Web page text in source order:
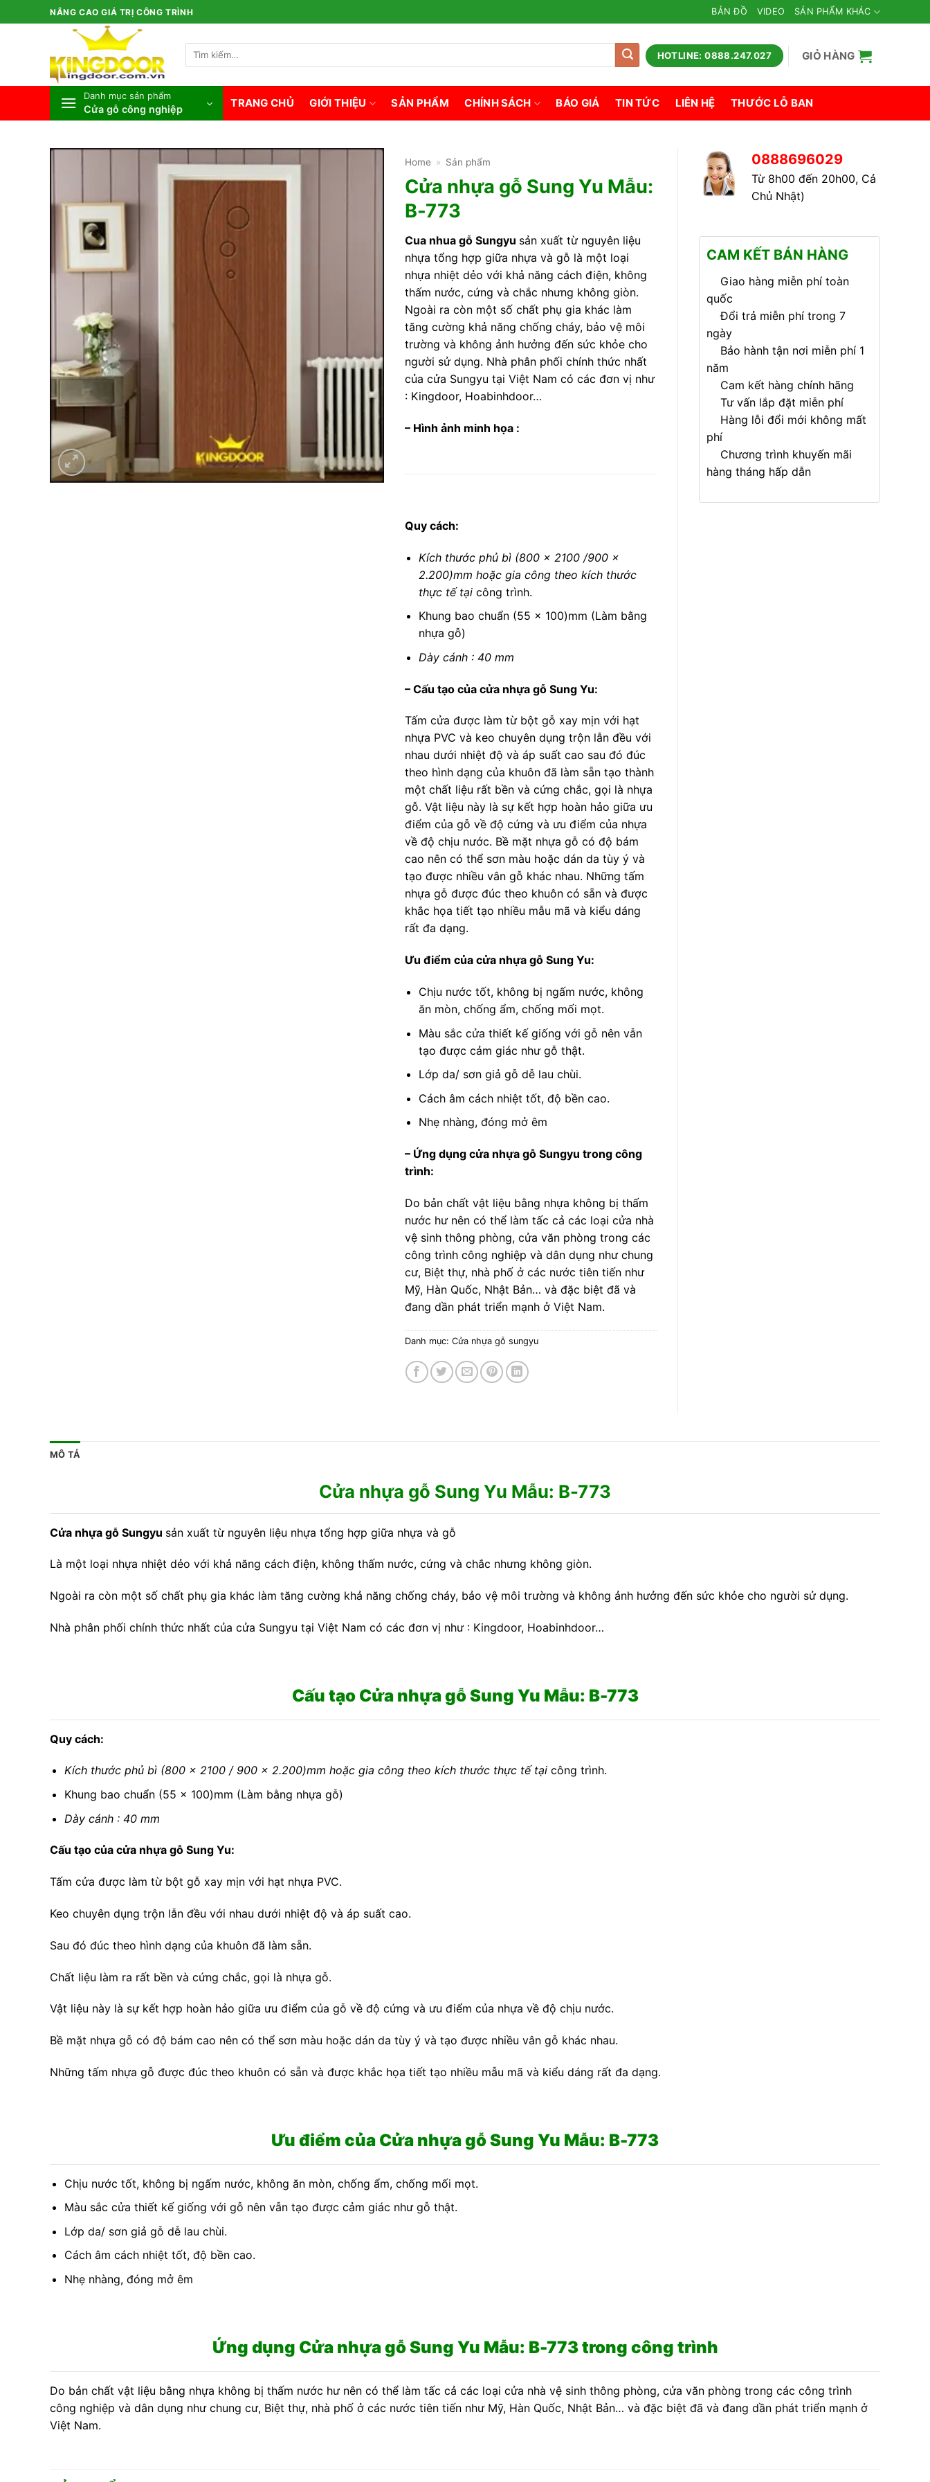
qua
NÂNG CAO GIÁ TRỊ CÔNG TRÌNH BẢN ĐỒ VIDEO SẢN PHẨM KHÁC
Tìm
kiếm:
HOTLINE: 0888.247.027 GIỎ HÀNG
Danh mục sản phẩm
Cửa gỗ công nghiệp TRANG CHỦ GIỚI THIỆU SẢN PHẨM CHÍNH SÁCH BÁO GIÁ TIN TỨC LIÊN HỆ THƯỚC LỖ BAN
Home » Sản phẩm
Cửa nhựa gỗ Sung Yu Mẫu:
B-773
Cua nhua gỗ Sungyu sản xuất từ nguyên liệu
nhựa tổng hợp giữa nhựa và gỗ là một loại
nhựa nhiệt dẻo với khả năng cách điện, không
thấm nước, cứng và chắc nhưng không giòn.
Ngoài ra còn một số chất phụ gia khác làm
tăng cường khả năng chống cháy, bảo vệ môi
trường và không ảnh hưởng đến sức khỏe cho
người sử dụng. Nhà phân phối chính thức nhất
của cửa Sungyu tại Việt Nam có các đơn vị như
: Kingdoor, Hoabinhdoor…
– Hình ảnh minh họa :
Quy cách:
Kích thước phủ bì (800 x 2100 /900 x
2.200)mm hoặc gia công theo kích thước
thực tế tạicông trình.
Khung bao chuẩn (55 x 100)mm (Làm bằng
nhựa gỗ)
Dày cánh : 40 mm
– Cấu tạo của cửa nhựa gỗ Sung Yu:
Tấm cửa được làm từ bột gỗ xay mịn với hạt
nhựa PVC và keo chuyên dụng trộn lẫn đều với
nhau dưới nhiệt độ và áp suất cao sau đó đúc
theo hình dạng của khuôn đã làm sẵn tạo thành
một chất liệu rất bền và cứng chắc, gọi là nhựa
gỗ. Vật liệu này là sự kết hợp hoàn hảo giữa ưu
điểm của gỗ về độ cứng và ưu điểm của nhựa
về độ chịu nước. Bề mặt nhựa gỗ có độ bám
cao nên có thể sơn màu hoặc dán da tùy ý và
tạo được nhiều vân gỗ khác nhau. Những tấm
nhựa gỗ được đúc theo khuôn có sẵn và được
khắc họa tiết tạo nhiều mẫu mã và kiểu dáng
rất đa dạng.
Ưu điểm của cửa nhựa gỗ Sung Yu:
Chịu nước tốt, không bị ngấm nước, không
ăn mòn, chống ẩm, chống mối mọt.
Màu sắc cửa thiết kế giống với gỗ nên vẫn
tạo được cảm giác như gỗ thật.
Lớp da/ sơn giả gỗ dễ lau chùi.
Cách âm cách nhiệt tốt, độ bền cao.
Nhẹ nhàng, đóng mở êm
– Ứng dụng cửa nhựa gỗ Sungyu trong công
trình:
Do bản chất vật liệu bằng nhựa không bị thấm
nước hư nên có thể làm tấc cả các loại cửa nhà
vệ sinh thông phòng, cửa văn phòng trong các
công trình công nghiệp và dân dụng như chung
cư, Biệt thự, nhà phố ở các nước tiên tiến như
Mỹ, Hàn Quốc, Nhật Bản… và đặc biệt đã và
đang dần phát triển mạnh ở Việt Nam.
Danh mục: Cửa nhựa gỗ sungyu
0888696029
Từ 8h00 đến 20h00, Cả
Chủ Nhật)
CAM KẾT BÁN HÀNG
Giao hàng miễn phí toàn
quốc
Đổi trả miễn phí trong 7
ngày
Bảo hành tận nơi miễn phí 1
năm
Cam kết hàng chính hãng
Tư vấn lắp đặt miễn phí
Hàng lỗi đổi mới không mất
phí
Chương trình khuyến mãi
hàng tháng hấp dẫn
MÔ TẢ
Cửa nhựa gỗ Sung Yu Mẫu: B-773
Cửa nhựa gỗ Sungyu sản xuất từ nguyên liệu nhựa tổng hợp giữa nhựa và gỗ
Là một loại nhựa nhiệt dẻo với khả năng cách điện, không thấm nước, cứng và chắc nhưng không giòn.
Ngoài ra còn một số chất phụ gia khác làm tăng cường khả năng chống cháy, bảo vệ môi trường và không ảnh hưởng đến sức khỏe cho người sử dụng.
Nhà phân phối chính thức nhất của cửa Sungyu tại Việt Nam có các đơn vị như : Kingdoor, Hoabinhdoor…
Cấu tạo Cửa nhựa gỗ Sung Yu Mẫu: B-773
Quy cách:
Kích thước phủ bì (800 x 2100 / 900 x 2.200)mm hoặc gia công theo kích thước thực tế tại công trình.
Khung bao chuẩn (55 x 100)mm (Làm bằng nhựa gỗ)
Dày cánh : 40 mm
Cấu tạo của cửa nhựa gỗ Sung Yu:
Tấm cửa được làm từ bột gỗ xay mịn với hạt nhựa PVC.
Keo chuyên dụng trộn lẫn đều với nhau dưới nhiệt độ và áp suất cao.
Sau đó đúc theo hình dạng của khuôn đã làm sẵn.
Chất liệu làm ra rất bền và cứng chắc, gọi là nhựa gỗ.
Vật liệu này là sự kết hợp hoàn hảo giữa ưu điểm của gỗ về độ cứng và ưu điểm của nhựa về độ chịu nước.
Bề mặt nhựa gỗ có độ bám cao nên có thể sơn màu hoặc dán da tùy ý và tạo được nhiều vân gỗ khác nhau.
Những tấm nhựa gỗ được đúc theo khuôn có sẵn và được khắc họa tiết tạo nhiều mẫu mã và kiểu dáng rất đa dạng.
Ưu điểm của Cửa nhựa gỗ Sung Yu Mẫu: B-773
Chịu nước tốt, không bị ngấm nước, không ăn mòn, chống ẩm, chống mối mọt.
Màu sắc cửa thiết kế giống với gỗ nên vẫn tạo được cảm giác như gỗ thật.
Lớp da/ sơn giả gỗ dễ lau chùi.
Cách âm cách nhiệt tốt, độ bền cao.
Nhẹ nhàng, đóng mở êm
Ứng dụng Cửa nhựa gỗ Sung Yu Mẫu: B-773 trong công trình
Do bản chất vật liệu bằng nhựa không bị thấm nước hư nên có thể làm tấc cả các loại cửa nhà vệ sinh thông phòng, cửa văn phòng trong các công trình
công nghiệp và dân dụng như chung cư, Biệt thự, nhà phố ở các nước tiên tiến như Mỹ, Hàn Quốc, Nhật Bản… và đặc biệt đã và đang dần phát triển mạnh ở
Việt Nam.